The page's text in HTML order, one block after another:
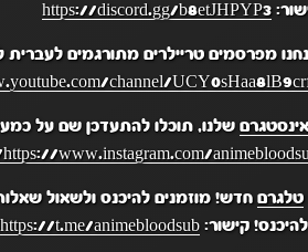
https://discord.gg/b8etJHPYP3
מפרסמים טריילרים מתורגמים לעברית
channel/
אינסטגרם שלנו, תוכלו להתעדכן שם על
https://www.instagram.com/
טלגרםחדש! מוזמנים להיכנס ולשאול
קישור:https://t.me/animebloodsub